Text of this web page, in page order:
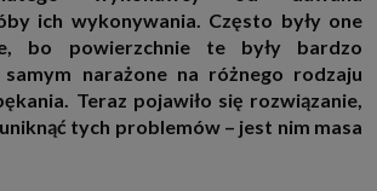
o którą wyżej prosimy, administratorami Twoich
będą także nasi Zaufani Partnerzy. Listę Zaufanych
sprawdzić w każdym momencie na stronie naszej
i tam też zmodyfikować lub cofnąć swoje zgody.
w następujących celach:
ich wykonywania. Często były one
bo powierzchnie te były bardzo
narażone na różnego rodzaju
Teraz pojawiło się rozwiązanie,
tych problemów – jest nim masa